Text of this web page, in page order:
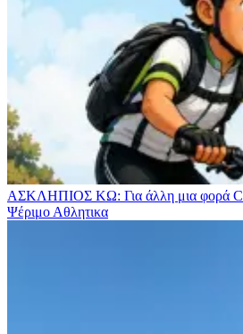
ΑΣΚΛΗΠΙΟΣ ΚΩ: Για άλλη μια φορά
Ψέριμο Αθλητικα